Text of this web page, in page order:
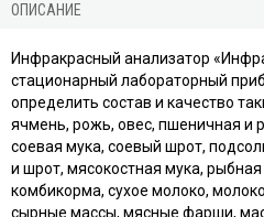
ОПИСАНИЕ
Инфракрасный анализатор
стационарный лабораторный
определить состав и качество
ячмень, рожь, овес, пшеничная и
соевая мука, соевый шрот,
и шрот, мясокостная мука,
комбикорма, сухое молоко,
сырные массы, мясные фарши,